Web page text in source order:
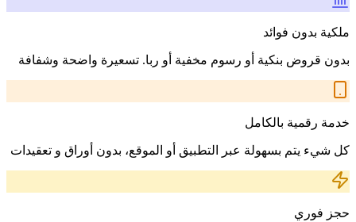
ملكية بدون فوائد
بدون قروض بنكية أو رسوم مخفية أو ربا. تسعيرة واضحة وشفافة
خدمة رقمية بالكامل
كل شيء يتم بسهولة عبر التطبيق أو الموقع، بدون أوراق و تعقيدات
حجز فوري